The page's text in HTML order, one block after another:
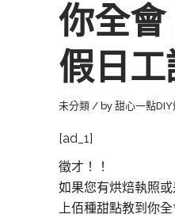
你全會
假日工
未分類 by 甜心一點
[ad_1]
徵才！！
如果您有烘焙執照
上佰種甜點教到你全